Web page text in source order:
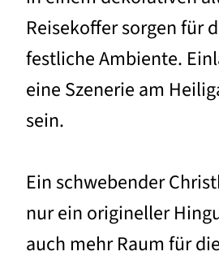
Reisekoffer sorgen für
festliche Ambiente.
eine Szenerie am
sein.
Ein schwebender
nur ein origineller
auch mehr Raum für